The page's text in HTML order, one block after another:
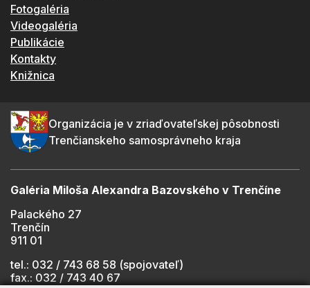
Fotogaléria
Videogaléria
Publikácie
Kontakty
Knižnica
Organizácia je v zriaďovateľskej pôsobnosti
Trenčianskeho samosprávneho kraja
Galéria Miloša Alexandra Bazovského v Trenčíne
Palackého 27
Trenčín
911 01
tel.: 032 / 743 68 58 (spojovateľ)
fax.: 032 / 743 40 67